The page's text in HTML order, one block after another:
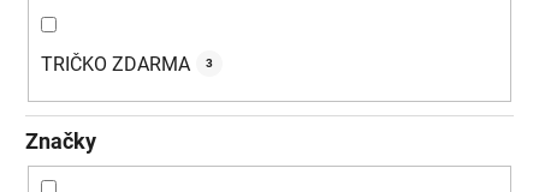
TRIČKO ZDARMA 3
Značky